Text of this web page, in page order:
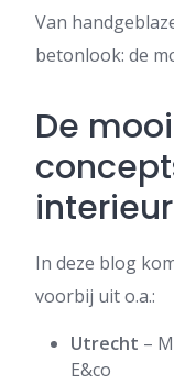
Van
betonlook: de
De
In deze blog
voorbij uit o.a.:
Utrecht –
E&co